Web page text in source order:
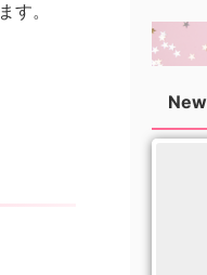
す。